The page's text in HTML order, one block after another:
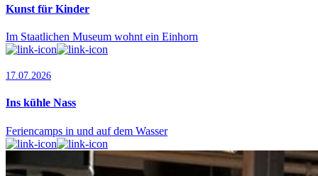
Kunst für Kinder
Im Staatlichen Museum wohnt ein Einhorn
17.07.2026
Ins kühle Nass
Feriencamps in und auf dem Wasser